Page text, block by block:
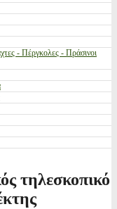
- Πέργκολες - Πράσινοι
τηλεσκοπικό